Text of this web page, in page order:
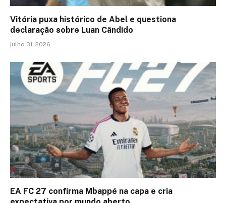
Vitória puxa histórico de Abel e questiona
declaração sobre Luan Cândido
julho 31, 2026
EA FC 27 confirma Mbappé na capa e cria